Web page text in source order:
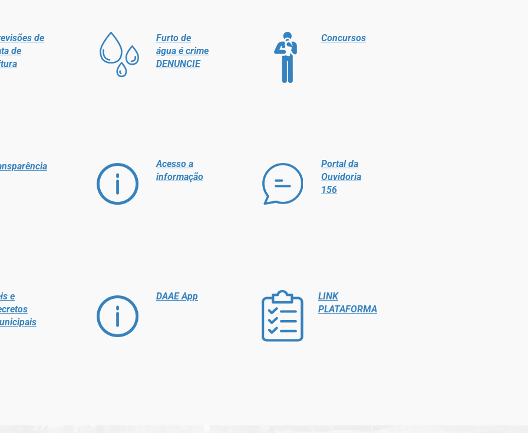
de
de
Furto de
água é crime
DENUNCIE
Concursos
Acesso a
informação
Portal da
Ouvidoria
156
e
DAAE App
LINK
PLATAFORMA